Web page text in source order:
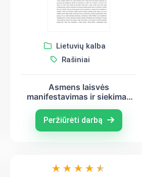
Lietuvių kalba
Rašiniai
Asmens laisvės
manifestavimas ir siekimas
Mykolaitis – Putinas, Balys
Sruoga, Antanas Škėma)
Peržiūrėti darbą